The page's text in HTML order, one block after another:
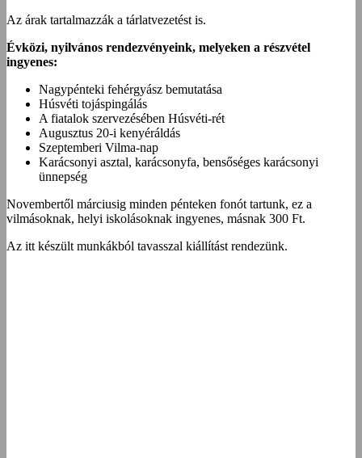
Az árak tartalmazzák a tárlatvezetést is.
Évközi, nyilvános rendezvényeink, melyeken a részvétel
ingyenes:
Nagypénteki fehérgyász bemutatása
Húsvéti tojáspingálás
A fiatalok szervezésében Húsvéti-rét
Augusztus 20-i kenyéráldás
Szeptemberi Vilma-nap
Karácsonyi asztal, karácsonyfa, bensőséges karácsonyi
ünnepség
Novembertől márciusig minden pénteken fonót tartunk, ez a
vilmásoknak, helyi iskolásoknak ingyenes, másnak 300 Ft.
Az itt készült munkákból tavasszal kiállítást rendezünk.